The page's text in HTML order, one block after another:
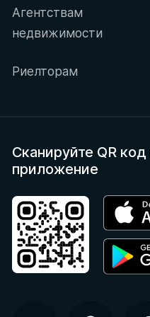
Агентствам
недвижимости
Риелторам
Сканируйте QR код
приложение